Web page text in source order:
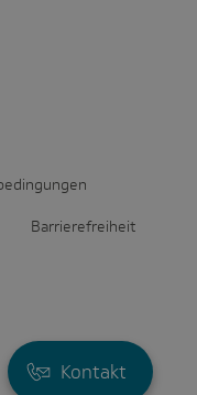
Kontakt
Barrierefreiheit